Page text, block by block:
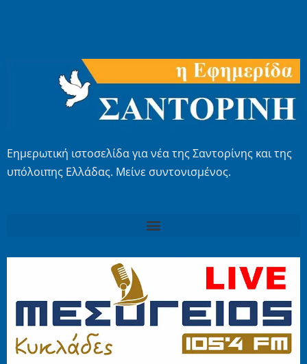
Εημερωτική ιστοσελίδα για νέα της Σαντορίνης και της
υπόλοιπης Ελλάδας. Μείνε συντονισμένος.